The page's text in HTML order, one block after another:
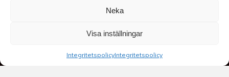
Neka
Visa inställningar
IntegritetspolicyIntegritetspolicy
©2026 Spakarps plantskola
- spakarp@outlook.com
Spakarp 1, 575 95